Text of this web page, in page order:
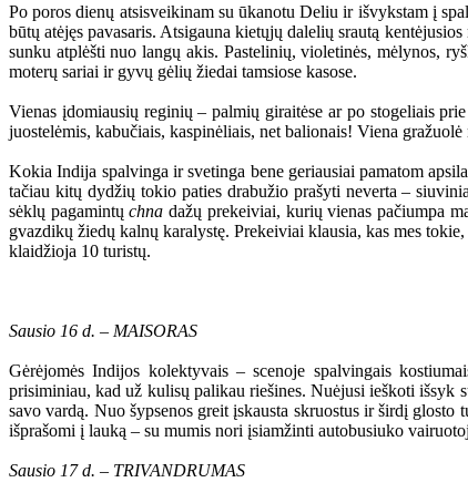
Po poros dienų atsisveikinam su ūkanotu Deliu ir išvykstam į
būtų atėjęs pavasaris. Atsigauna kietųjų dalelių srautą
sunku atplėšti nuo langų akis. Pastelinių, violetinės, mėlynos,
moterų sariai ir gyvų gėlių žiedai tamsiose kasose.
Vienas įdomiausių reginių – palmių giraitėse ar po stogeliais
juostelėmis, kabučiais, kaspinėliais, net balionais! Viena
Kokia Indija spalvinga ir svetinga bene geriausiai pamatom
tačiau kitų dydžių tokio paties drabužio prašyti neverta –
sėklų pagamintųchna dažų prekeiviai, kurių vienas pačiumpa
gvazdikų žiedų kalnų karalystę. Prekeiviai klausia, kas mes
klaidžioja 10 turistų.
Sausio 16 d. – MAISORAS
Gėrėjomės Indijos kolektyvais – scenoje spalvingais
prisiminiau, kad už kulisų palikau riešines. Nuėjusi ieškoti išsyk
savo vardą. Nuo šypsenos greit įskausta skruostus ir širdį
išprašomi į lauką – su mumis nori įsiamžinti autobusiuko
Sausio 17 d. – TRIVANDRUMAS